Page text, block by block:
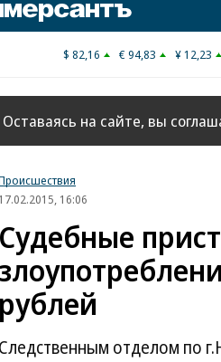
$ 82,16 € 94,83 ¥ 12,23
Оставаясь на сайте, вы
17.02.2015, 16:06
Судебные
рублей
Следственным отделом по